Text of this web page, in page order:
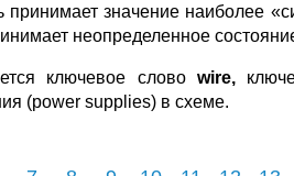
значение наиболее
неопределенное
ключевое слово wire,
(power supplies) в схеме.